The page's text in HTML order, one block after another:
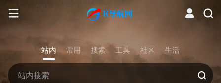
站内 常用 搜索 工具 社区 生活